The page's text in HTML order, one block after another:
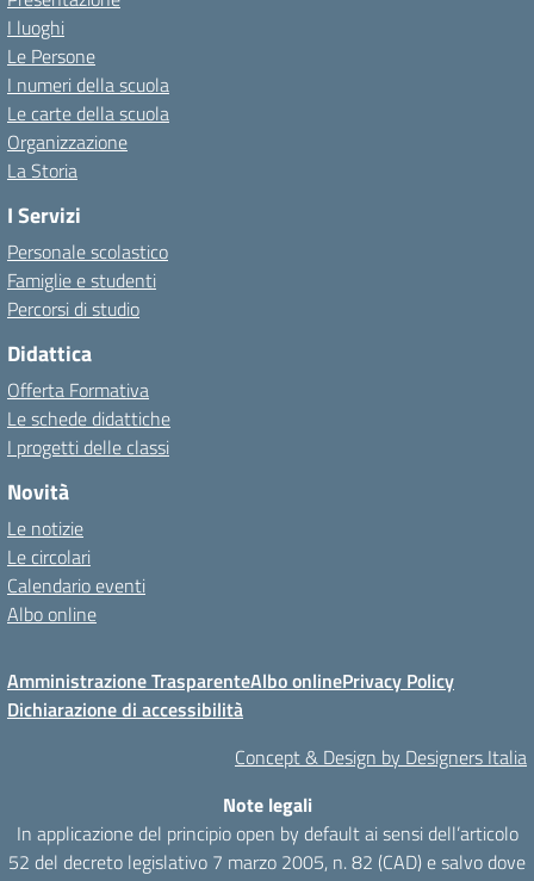
I luoghi
Le Persone
I numeri della scuola
Le carte della scuola
Organizzazione
La Storia
I Servizi
Personale scolastico
Famiglie e studenti
Percorsi di studio
Didattica
Offerta Formativa
Le schede didattiche
I progetti delle classi
Novità
Le notizie
Le circolari
Calendario eventi
Albo online
Amministrazione TrasparenteAlbo onlinePrivacy Policy
Dichiarazione di accessibilità
Concept & Design by Designers Italia
Note legali
In applicazione del principio open by default ai sensi dell’articolo
52 del decreto legislativo 7 marzo 2005, n. 82 (CAD) e salvo dove